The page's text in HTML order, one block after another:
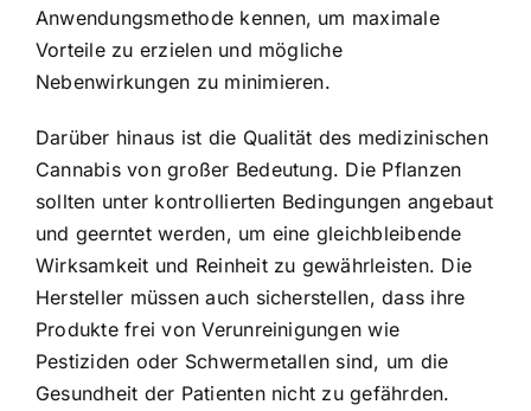
Anwendungsmethode kennen, um maximale
Vorteile zu erzielen und mögliche
Nebenwirkungen zu minimieren.
Darüber hinaus ist die Qualität des medizinischen
Cannabis von großer Bedeutung. Die Pflanzen
sollten unter kontrollierten Bedingungen angebaut
und geerntet werden, um eine gleichbleibende
Wirksamkeit und Reinheit zu gewährleisten. Die
Hersteller müssen auch sicherstellen, dass ihre
Produkte frei von Verunreinigungen wie
Pestiziden oder Schwermetallen sind, um die
Gesundheit der Patienten nicht zu gefährden.